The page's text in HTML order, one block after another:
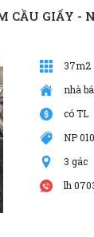
CẦU GIẤY -
37m2
nhà
có TL
NP 010
3 gác
lh